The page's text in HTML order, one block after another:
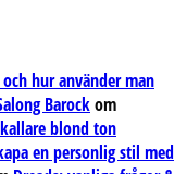
hur använder man
Barockom
blond ton
en personlig stil med